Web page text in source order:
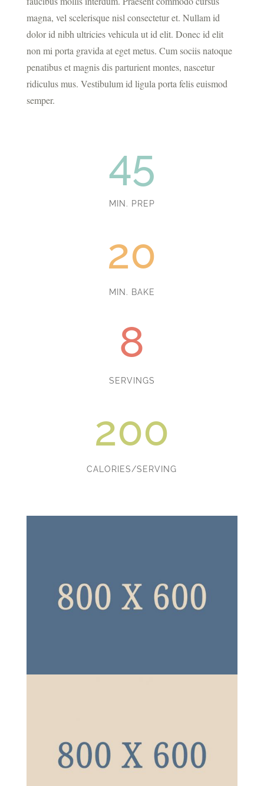
magna, vel scelerisque nisl consectetur et. Nullam id
dolor id nibh ultricies vehicula ut id elit. Donec id elit
non mi porta gravida at eget metus. Cum sociis natoque
penatibus et magnis dis parturient montes, nascetur
ridiculus mus. Vestibulum id ligula porta felis euismod
semper.
45
MIN. PREP
20
MIN. BAKE
8
SERVINGS
200
CALORIES/SERVING